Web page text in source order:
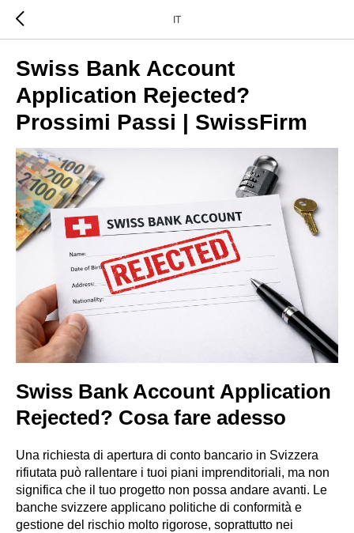
IT
Swiss Bank Account
Application Rejected?
Prossimi Passi | SwissFirm
Swiss Bank Account Application
Rejected? Cosa fare adesso
Una richiesta di apertura di conto bancario in Svizzera
rifiutata può rallentare i tuoi piani imprenditoriali, ma non
significa che il tuo progetto non possa andare avanti. Le
banche svizzere applicano politiche di conformità e
gestione del rischio molto rigorose, soprattutto nei